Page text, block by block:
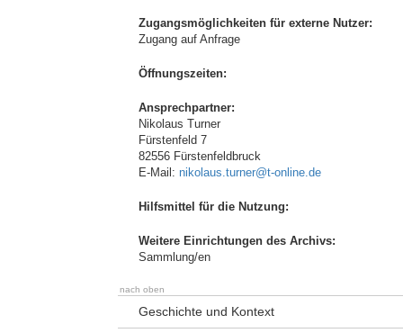
Zugangsmöglichkeiten für externe Nutzer:
Zugang auf Anfrage
Öffnungszeiten:
Ansprechpartner:
Nikolaus Turner
Fürstenfeld 7
82556 Fürstenfeldbruck
E-Mail: nikolaus.turner@t-online.de
Hilfsmittel für die Nutzung:
Weitere Einrichtungen des Archivs:
Sammlung/en
nach oben
Geschichte und Kontext